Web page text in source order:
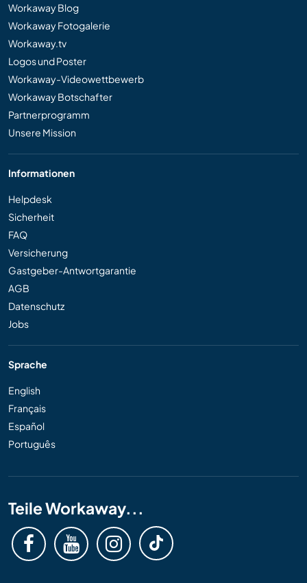
Workaway Blog
Workaway Fotogalerie
Workaway.tv
Logos und Poster
Workaway-Videowettbewerb
Workaway Botschafter
Partnerprogramm
Unsere Mission
Informationen
Helpdesk
Sicherheit
FAQ
Versicherung
Gastgeber-Antwortgarantie
AGB
Datenschutz
Jobs
Sprache
English
Français
Español
Português
Teile Workaway...